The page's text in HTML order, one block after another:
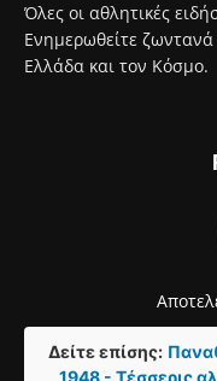
Όλες οι αθλητικές
Ενημερωθείτε
Ελλάδα και τον Κόσμο.
Δείτε επίσης: